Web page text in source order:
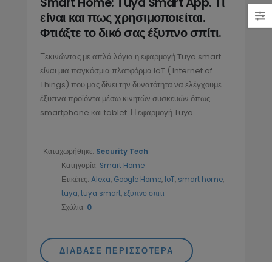
είναι και πως χρησιμοποιείται.
Φτιάξτε το δικό σας έξυπνο σπίτι.
Ξεκινώντας με απλά λόγια η εφαρμογή Tuya smart
είναι μια παγκόσμια πλατφόρμα IoT ( Internet of
Things) που μας δίνει την δυνατότητα να ελέγχουμε
έξυπνα προϊόντα μέσω κινητών συσκευών όπως
smartphone και tablet. Η εφαρμογή Tuya...
Καταχωρήθηκε: Security Tech
Κατηγορία: Smart Home
Ετικέτες:Alexa, Google Home, IoT, smart home,
tuya,tuya smart,εξυπνο σπιτι
Σχόλια: 0
ΔΙΆΒΑΣΕ ΠΕΡΙΣΣΌΤΕΡΑ
Ασφάλειας
Τα πλεονεκτήματα μιας 4g
κάμερας και μιας κάμερας με
ηλιακό πάνελ
Τεχνολογία και η Σημασία της
στον Χώρο των
Επικοινωνιών
IP Τηλεφωνία (VoIP):
Οικονομική και Ασφαλής
Επικοινωνία από το